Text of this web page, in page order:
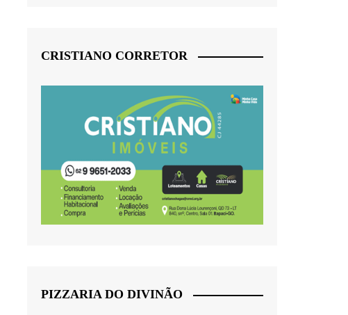
CRISTIANO CORRETOR
PIZZARIA DO DIVINÃO